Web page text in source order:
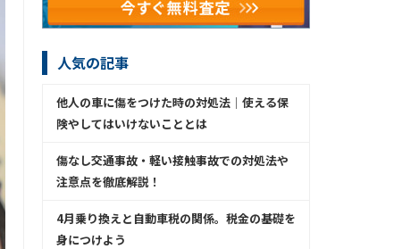
人気の記事
他人の車に傷をつけた時の対処法│使える保
険やしてはいけないこととは
傷なし交通事故・軽い接触事故での対処法や
注意点を徹底解説！
4月乗り換えと自動車税の関係。税金の基礎を
身につけよう